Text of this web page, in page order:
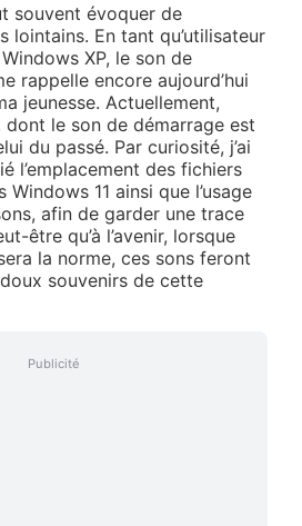
souvent évoquer de
lointains. En tant qu’utilisateur
XP, le son de
rappelle encore aujourd’hui
jeunesse. Actuellement,
dont le son de démarrage est
du passé. Par curiosité, j’ai
l’emplacement des fichiers
11 ainsi que l’usage
afin de garder une trace
être qu’à l’avenir, lorsque
la norme, ces sons feront
souvenirs de cette
Publicité